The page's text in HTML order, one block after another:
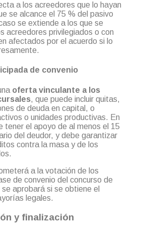
a los acreedores que lo hayan
se alcance el 75 % del pasivo
se extiende a los que se
acreedores privilegiados o con
afectados por el acuerdo si lo
de convenio
oferta vinculante a los
, que puede incluir quitas,
de deuda en capital, o
o unidades productivas. En
tener el apoyo de al menos el 15
del deudor, y debe garantizar
contra la masa y de los
a la votación de los
de convenio del concurso de
aprobará si se obtiene el
legales.
y finalización